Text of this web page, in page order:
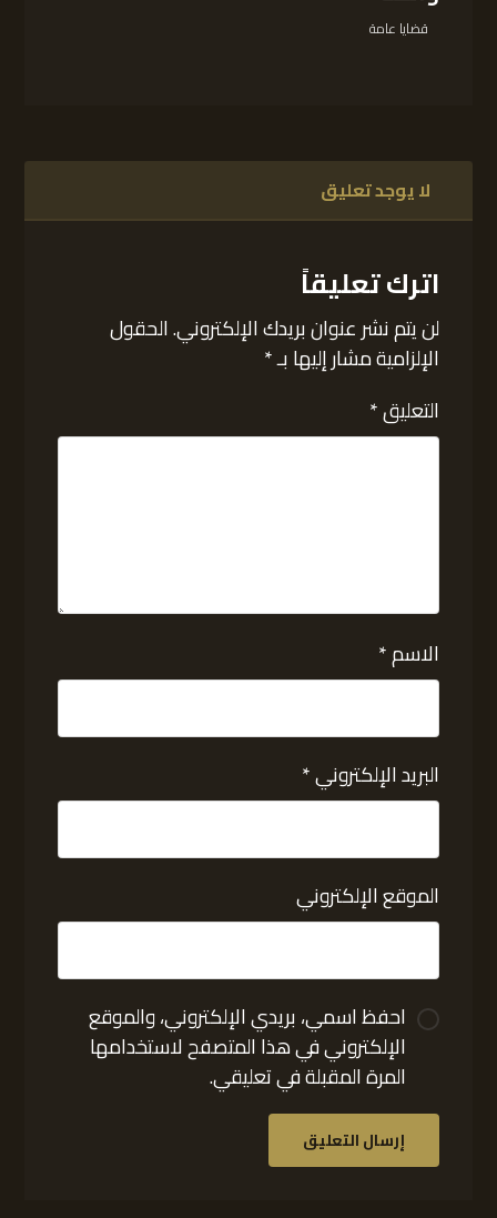
قضايا عامة
لا يوجد تعليق
اترك تعليقاً
لن يتم نشر عنوان بريدك الإلكتروني.الحقول
الإلزامية مشار إليها بـ*
التعليق*
الاسم*
البريد الإلكتروني*
الموقع الإلكتروني
احفظ اسمي، بريدي الإلكتروني، والموقع
الإلكتروني في هذا المتصفح لاستخدامها
المرة المقبلة في تعليقي.